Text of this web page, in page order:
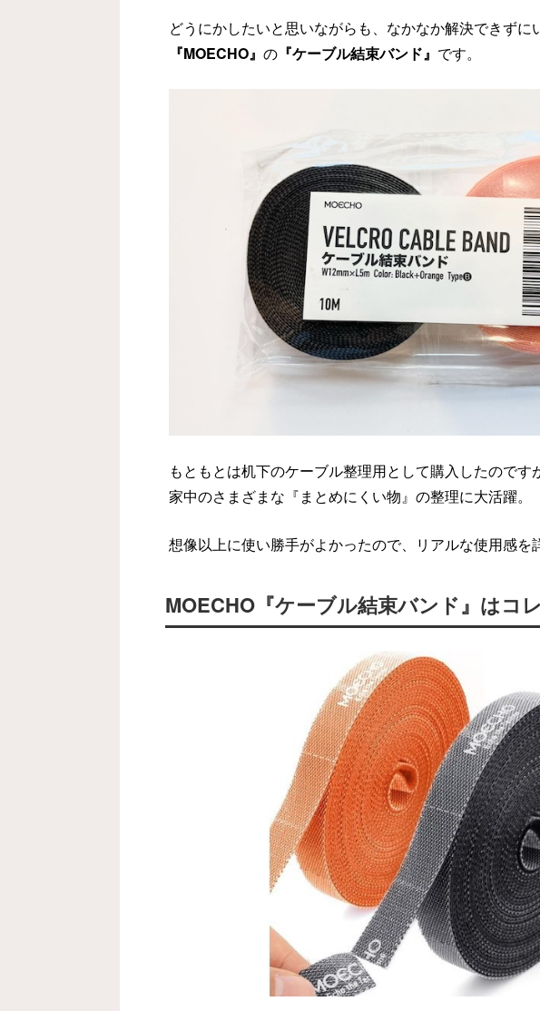
どうにかしたいと思いながらも、なかなか解決できずに
『MOECHO』 の 『ケーブル結束バンド』 です。
もともとは机下のケーブル整理用として購入したのです
家中のさまざまな『まとめにくい物』の整理に大活躍。
想像以上に使い勝手がよかったので、リアルな使用感を
MOECHO『ケーブル結束バンド』はコレ